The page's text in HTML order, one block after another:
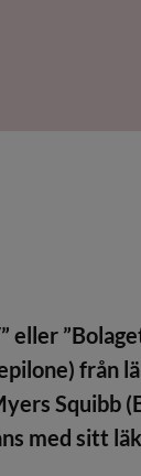
från
Squibb
med sitt